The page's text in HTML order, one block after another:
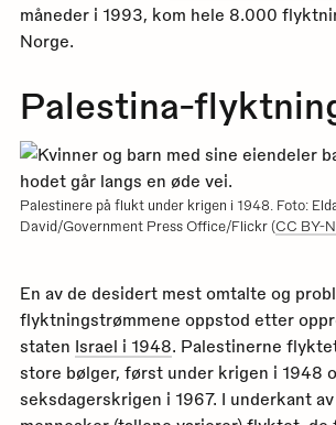
måneder i 1993, kom hele 8.000
Norge.
Palestina-
Palestinere på flukt under krigen i 1948. Foto:
David/Government Press Office/Flickr (CC BY-
En av de desidert mest omtalte og
flyktningstrømmene oppstod etter
staten Israel i 1948. Palestinerne
store bølger, først under krigen i 1948
seksdagerskrigen i 1967. I underkant